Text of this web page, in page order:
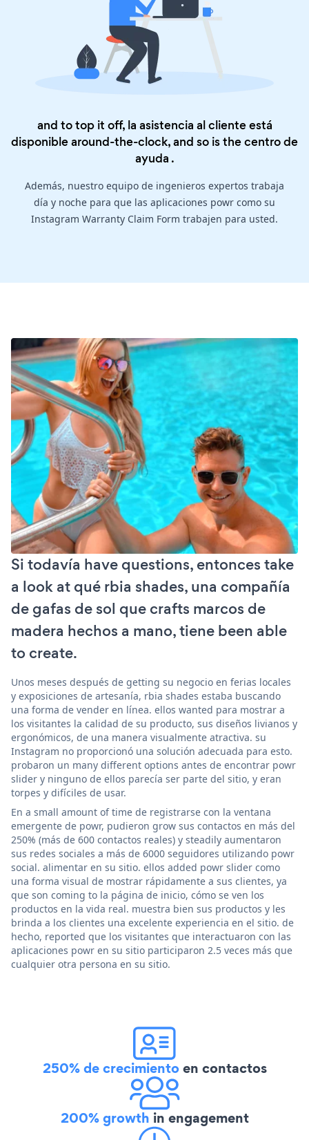
and to top it off, la asistencia al cliente está
disponible around-the-clock, and so is thecentro de
ayuda .
Además, nuestro equipo de ingenieros expertos trabaja
día y noche para que las aplicaciones powr como su
Instagram Warranty Claim Form trabajen para usted.
Si todavía have questions, entonces take
a look at qué rbia shades, una compañía
de gafas de sol que crafts marcos de
madera hechos a mano, tiene been able
to create.
Unos meses después de getting su negocio en ferias locales
y exposiciones de artesanía, rbia shades estaba buscando
una forma de vender en línea. ellos wanted para mostrar a
los visitantes la calidad de su producto, sus diseños livianos y
ergonómicos, de una manera visualmente atractiva. su
Instagram no proporcionó una solución adecuada para esto.
probaron un many different options antes de encontrar powr
slider y ninguno de ellos parecía ser parte del sitio, y eran
torpes y difíciles de usar.
En a small amount of time de registrarse con la ventana
emergente de powr, pudieron grow sus contactos en más del
250% (más de 600 contactos reales) y steadily aumentaron
sus redes sociales a más de 6000 seguidores utilizando powr
social. alimentar en su sitio. ellos added powr slider como
una forma visual de mostrar rápidamente a sus clientes, ya
que son coming to la página de inicio, cómo se ven los
productos en la vida real. muestra bien sus productos y les
brinda a los clientes una excelente experiencia en el sitio. de
hecho, reported que los visitantes que interactuaron con las
aplicaciones powr en su sitio participaron 2.5 veces más que
cualquier otra persona en su sitio.
250% de crecimientoen contactos
200% growth in engagement